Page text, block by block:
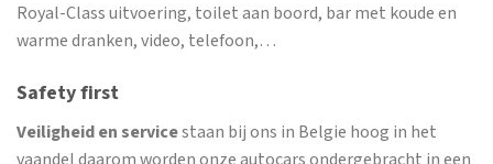
Royal-Class uitvoering, toilet aan boord, bar met koude en
warme dranken, video, telefoon,…
Safety first
Veiligheid en servicestaan bij ons in Belgie hoog in het